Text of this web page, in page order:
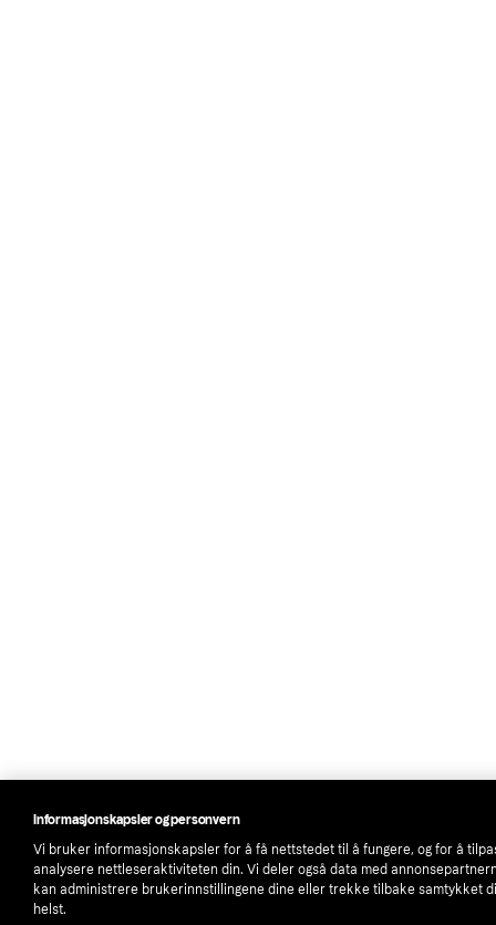
Informasjonskapsler og personvern
Vi bruker informasjonskapsler for å få nettstedet til å fungere, og for å
analysere nettleseraktiviteten din. Vi deler også data med
kan administrere brukerinnstillingene dine eller trekke tilbake samtykket
helst.